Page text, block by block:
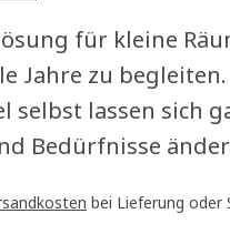
für kleine
Jahre zu
selbst lassen sich
Bedürfnisse
bei Lieferung oder